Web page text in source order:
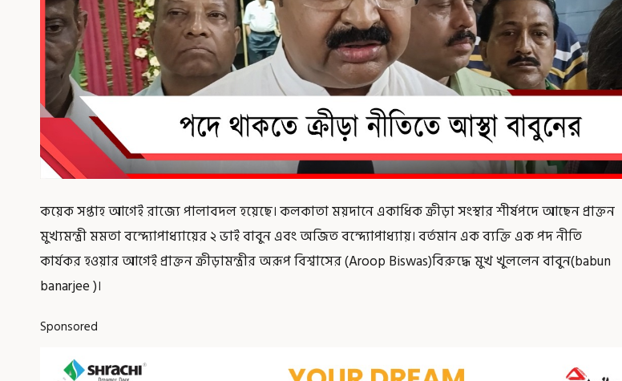
কয়েক সপ্তাহ আগেই রাজ্যে পালাবদল হয়েছে। কলকাতা ময়দানে একাধিক ক্রীড়া সংস্থার শীর্ষপদে আছেন প্রাক্তন
মুখ্যমন্ত্রী মমতা বন্দ্যোপাধ্যায়ের ২ ভাই বাবুন এবং অজিত বন্দ্যোপাধ্যায়। বর্তমান এক ব্যক্তি এক পদ নীতি
কার্যকর হওয়ার আগেই প্রাক্তন ক্রীড়ামন্ত্রীর অরূপ বিশ্বাসের (Aroop Biswas)বিরুদ্ধে মুখ খুললেন বাবুন(babun
banarjee )।
Sponsored